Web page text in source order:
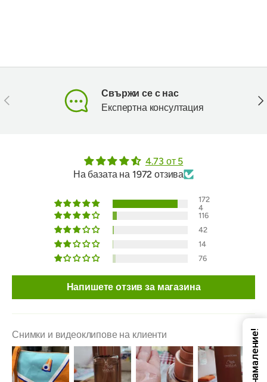
Предишен
Свържи се с нас
Експертна консултация
4.73 от 5
На базата на 1972 отзива
172
4
116
42
14
76
Напишете отзив за магазина
Снимки и видеоклипове на клиенти